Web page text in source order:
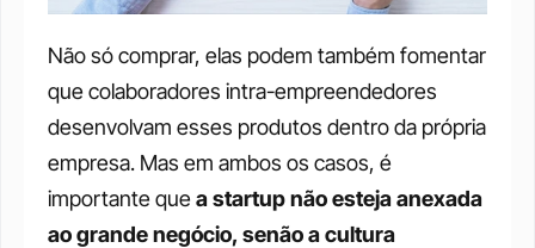
Não só comprar, elas podem também fomentar
que colaboradores intra-empreendedores
desenvolvam esses produtos dentro da própria
empresa. Mas em ambos os casos, é
importante que a startup não esteja anexada
ao grande negócio, senão a cultura